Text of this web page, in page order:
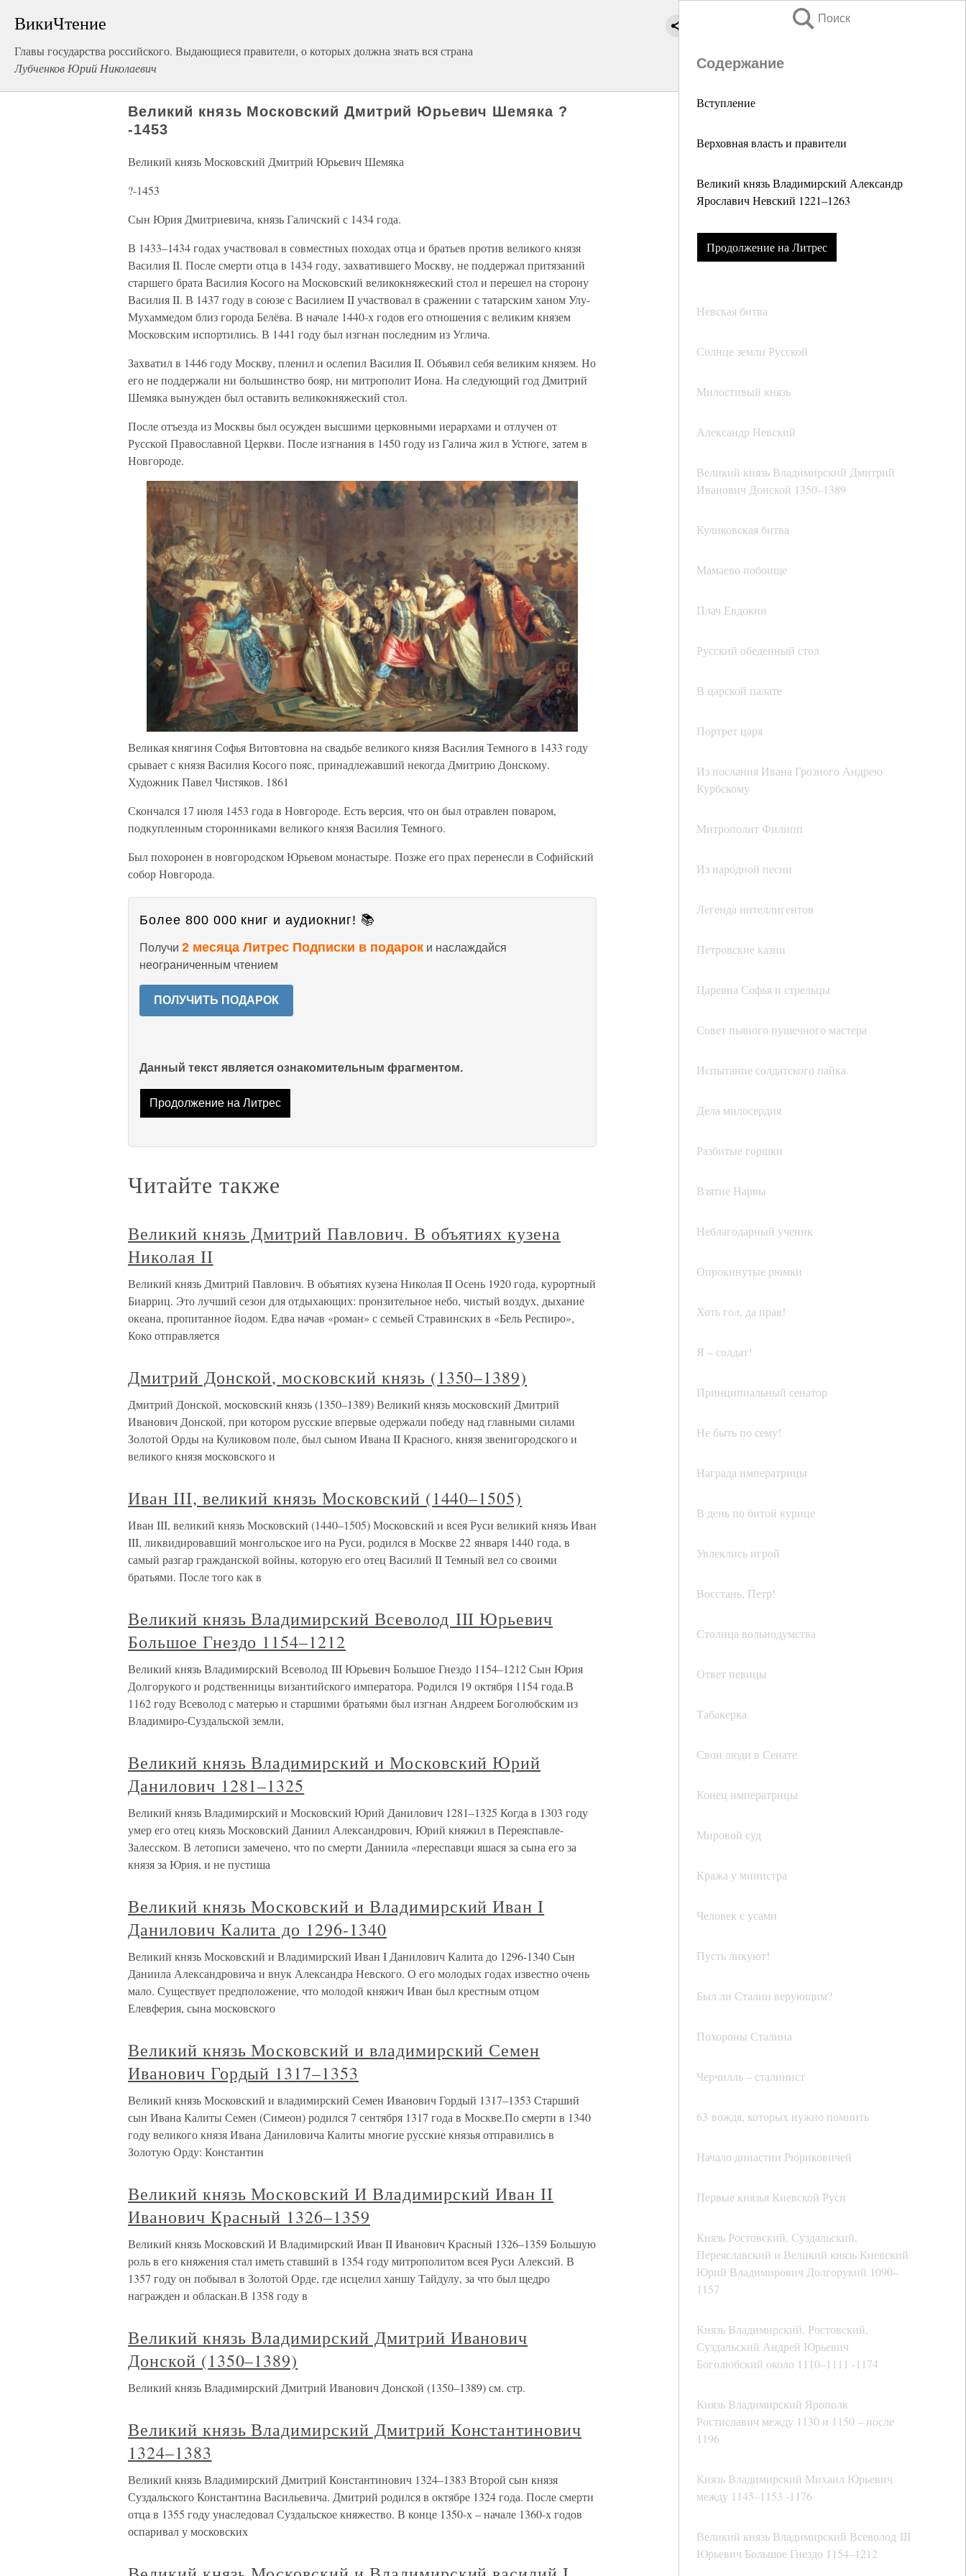
ВикиЧтение
Главы государства российского. Выдающиеся правители, о которых должна знать вся страна
Лубченков Юрий Николаевич
Поиск
Содержание
Вступление
Верховная власть и правители
Великий князь Владимирский Александр
Ярославич Невский 1221–1263
Продолжение на Литрес
Невская битва
Солнце земли Русской
Милостивый князь
Александр Невский
Великий князь Владимирский Дмитрий
Иванович Донской 1350–1389
Куликовская битва
Мамаево побоище
Плач Евдокии
Русский обеденный стол
В царской палате
Портрет царя
Из послания Ивана Грозного Андрею
Курбскому
Митрополит Филипп
Из народной песни
Легенда интеллигентов
Петровские казни
Царевна Софья и стрельцы
Совет пьяного пушечного мастера
Испытание солдатского пайка
Дела милосердия
Разбитые горшки
Взятие Нарвы
Неблагодарный ученик
Опрокинутые рюмки
Хоть гол, да прав!
Я – солдат!
Принципиальный сенатор
Не быть по сему!
Награда императрицы
В день по битой курице
Увлеклись игрой
Восстань, Петр!
Столица вольнодумства
Ответ певицы
Табакерка
Свои люди в Сенате
Конец императрицы
Мировой суд
Кража у министра
Человек с усами
Пусть ликуют!
Был ли Сталин верующим?
Похороны Сталина
Черчилль – сталинист
63 вождя, которых нужно помнить
Начало династии Рюриковичей
Первые князья Киевской Руси
Князь Ростовский, Суздальский,
Переяславский и Великий князь Киевский
Юрий Владимирович Долгорукий 1090–
1157
Князь Владимирский, Ростовский,
Суздальский Андрей Юрьевич
Боголюбский около 1110–1111 -1174
Князь Владимирский Ярополк
Ростиславич между 1130 и 1150 – после
1196
Князь Владимирский Михаил Юрьевич
между 1145–1153 -1176
Великий князь Владимирский Всеволод III
Юрьевич Большое Гнездо 1154–1212
Великий князь Московский Дмитрий Юрьевич Шемяка ?
-1453
Великий князь Московский Дмитрий Юрьевич Шемяка
?-1453
Сын Юрия Дмитриевича, князь Галичский с 1434 года.
В 1433–1434 годах участвовал в совместных походах отца и братьев против великого князя
Василия II. После смерти отца в 1434 году, захватившего Москву, не поддержал притязаний
старшего брата Василия Косого на Московский великокняжеский стол и перешел на сторону
Василия II. В 1437 году в союзе с Василием II участвовал в сражении с татарским ханом Улу-
Мухаммедом близ города Белёва. В начале 1440-х годов его отношения с великим князем
Московским испортились. В 1441 году был изгнан последним из Углича.
Захватил в 1446 году Москву, пленил и ослепил Василия II. Объявил себя великим князем. Но
его не поддержали ни большинство бояр, ни митрополит Иона. На следующий год Дмитрий
Шемяка вынужден был оставить великокняжеский стол.
После отъезда из Москвы был осужден высшими церковными иерархами и отлучен от
Русской Православной Церкви. После изгнания в 1450 году из Галича жил в Устюге, затем в
Новгороде.
Великая княгиня Софья Витовтовна на свадьбе великого князя Василия Темного в 1433 году
срывает с князя Василия Косого пояс, принадлежавший некогда Дмитрию Донскому.
Художник Павел Чистяков. 1861
Скончался 17 июля 1453 года в Новгороде. Есть версия, что он был отравлен поваром,
подкупленным сторонниками великого князя Василия Темного.
Был похоронен в новгородском Юрьевом монастыре. Позже его прах перенесли в Софийский
собор Новгорода.
Более 800 000 книг и аудиокниг! 📚
Получи 2 месяца Литрес Подписки в подарок и наслаждайся
неограниченным чтением
ПОЛУЧИТЬ ПОДАРОК
Данный текст является ознакомительным фрагментом.
Продолжение на Литрес
Читайте также
Великий князь Дмитрий Павлович. В объятиях кузена
Николая II
Великий князь Дмитрий Павлович. В объятиях кузена Николая II Осень 1920 года, курортный
Биарриц. Это лучший сезон для отдыхающих: пронзительное небо, чистый воздух, дыхание
океана, пропитанное йодом. Едва начав «роман» с семьей Стравинских в «Бель Респиро»,
Коко отправляется
Дмитрий Донской, московский князь (1350–1389)
Дмитрий Донской, московский князь (1350–1389) Великий князь московский Дмитрий
Иванович Донской, при котором русские впервые одержали победу над главными силами
Золотой Орды на Куликовом поле, был сыном Ивана II Красного, князя звенигородского и
великого князя московского и
Иван III, великий князь Московский (1440–1505)
Иван III, великий князь Московский (1440–1505) Московский и всея Руси великий князь Иван
III, ликвидировавший монгольское иго на Руси, родился в Москве 22 января 1440 года, в
самый разгар гражданской войны, которую его отец Василий II Темный вел со своими
братьями. После того как в
Великий князь Владимирский Всеволод III Юрьевич
Большое Гнездо 1154–1212
Великий князь Владимирский Всеволод III Юрьевич Большое Гнездо 1154–1212 Сын Юрия
Долгорукого и родственницы византийского императора. Родился 19 октября 1154 года.В
1162 году Всеволод с матерью и старшими братьями был изгнан Андреем Боголюбским из
Владимиро-Суздальской земли,
Великий князь Владимирский и Московский Юрий
Данилович 1281–1325
Великий князь Владимирский и Московский Юрий Данилович 1281–1325 Когда в 1303 году
умер его отец князь Московский Даниил Александрович, Юрий княжил в Переяспавле-
Залесском. В летописи замечено, что по смерти Даниила «переспавци яшася за сына его за
князя за Юрия, и не пустиша
Великий князь Московский и Владимирский Иван I
Данилович Калита до 1296-1340
Великий князь Московский и Владимирский Иван I Данилович Калита до 1296-1340 Сын
Даниила Александровича и внук Александра Невского. О его молодых годах известно очень
мало. Существует предположение, что молодой княжич Иван был крестным отцом
Елевферия, сына московского
Великий князь Московский и владимирский Семен
Иванович Гордый 1317–1353
Великий князь Московский и владимирский Семен Иванович Гордый 1317–1353 Старший
сын Ивана Калиты Семен (Симеон) родился 7 сентября 1317 года в Москве.По смерти в 1340
году великого князя Ивана Даниловича Калиты многие русские князья отправились в
Золотую Орду: Константин
Великий князь Московский И Владимирский Иван II
Иванович Красный 1326–1359
Великий князь Московский И Владимирский Иван II Иванович Красный 1326–1359 Большую
роль в его княжения стал иметь ставший в 1354 году митрополитом всея Руси Алексий. В
1357 году он побывал в Золотой Орде, где исцелил ханшу Тайдулу, за что был щедро
награжден и обласкан.В 1358 году в
Великий князь Владимирский Дмитрий Иванович
Донской (1350–1389)
Великий князь Владимирский Дмитрий Иванович Донской (1350–1389) см. стр.
Великий князь Владимирский Дмитрий Константинович
1324–1383
Великий князь Владимирский Дмитрий Константинович 1324–1383 Второй сын князя
Суздальского Константина Васильевича. Дмитрий родился в октябре 1324 года. После смерти
отца в 1355 году унаследовал Суздальское княжество. В конце 1350-х – начале 1360-х годов
оспаривал у московских